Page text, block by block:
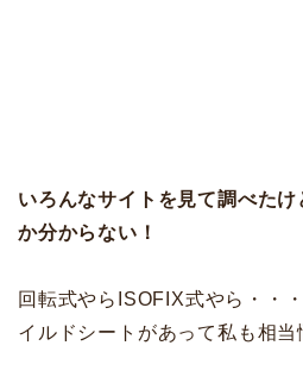
いろんなサイトを見て調べた
か分からない！
回転式やらISOFIX式やら・・
イルドシートがあって私も相当